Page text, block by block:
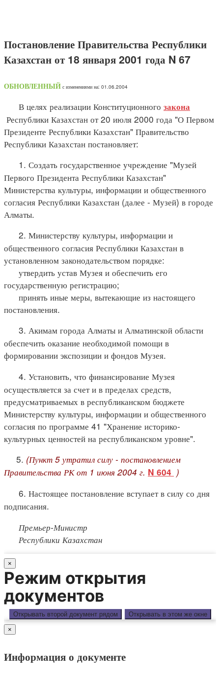
Постановление Правительства Республики
Казахстан от 18 января 2001 года N 67
ОБНОВЛЕННЫЙ с изменениями на: 01.06.2004
В целях реализации Конституционного закона
Республики Казахстан от 20 июля 2000 года "О Первом
Президенте Республики Казахстан" Правительство
Республики Казахстан постановляет:
1. Создать государственное учреждение "Музей
Первого Президента Республики Казахстан"
Министерства культуры, информации и общественного
согласия Республики Казахстан (далее - Музей) в городе
Алматы.
2. Министерству культуры, информации и
общественного согласия Республики Казахстан в
установленном законодательством порядке:
утвердить устав Музея и обеспечить его
государственную регистрацию;
принять иные меры, вытекающие из настоящего
постановления.
3. Акимам города Алматы и Алматинской области
обеспечить оказание необходимой помощи в
формировании экспозиции и фондов Музея.
4. Установить, что финансирование Музея
осуществляется за счет и в пределах средств,
предусматриваемых в республиканском бюджете
Министерству культуры, информации и общественного
согласия по программе 41 "Хранение историко-
культурных ценностей на республиканском уровне".
5. (Пункт 5 утратил силу - постановлением
Правительства РК от 1 июня 2004 г. N 604 )
6. Настоящее постановление вступает в силу со дня
подписания.
Премьер-Министр
Республики Казахстан
×
Режим открытия
документов
Открывать второй документ рядом Открывать в этом же окне
×
Информация о документе